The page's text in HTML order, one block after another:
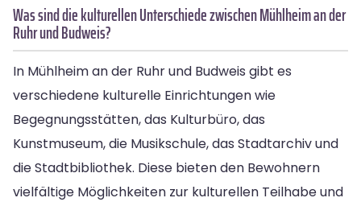
Was sind die kulturellen Unterschiede zwischen Mühlheim an der
Ruhr und Budweis?
In Mühlheim an der Ruhr und Budweis gibt es
verschiedene kulturelle Einrichtungen wie
Begegnungsstätten, das Kulturbüro, das
Kunstmuseum, die Musikschule, das Stadtarchiv und
die Stadtbibliothek. Diese bieten den Bewohnern
vielfältige Möglichkeiten zur kulturellen Teilhabe und